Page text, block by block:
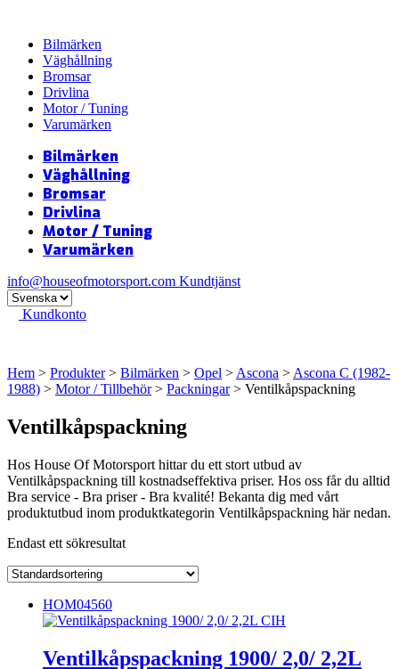
Bilmärken
Väghållning
Bromsar
Drivlina
Motor / Tuning
Varumärken
Bilmärken
Väghållning
Bromsar
Drivlina
Motor / Tuning
Varumärken
info@houseofmotorsport.com Kundtjänst
Kundkonto
Hem > Produkter> Bilmärken > Opel > Ascona > Ascona C (1982-
1988) > Motor / Tillbehör> Packningar> Ventilkåpspackning
Ventilkåpspackning
Hos House Of Motorsport hittar du ett stort utbud av
Ventilkåpspackning till kostnadseffektiva priser. Hos oss får du alltid
Bra service - Bra priser - Bra kvalité! Bekanta dig med vårt
produktutbud inom produktkategorin Ventilkåpspackning här nedan.
Endast ett sökresultat
HOM04560
Ventilkåpspackning 1900/ 2,0/ 2,2L